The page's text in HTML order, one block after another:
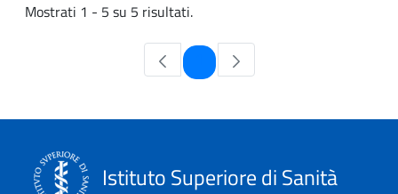
Mostrati 1 - 5 su 5 risultati.
Pagina
Istituto Superiore di Sanità